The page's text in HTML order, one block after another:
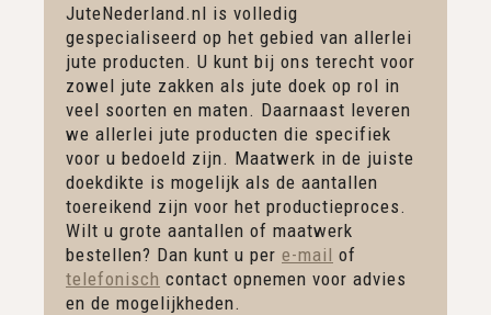
JuteNederland.nl is volledig
gespecialiseerd op het gebied van allerlei
jute producten. U kunt bij ons terecht voor
zowel jute zakken als jute doek op rol in
veel soorten en maten. Daarnaast leveren
we allerlei jute producten die specifiek
voor u bedoeld zijn. Maatwerk in de juiste
doekdikte is mogelijk als de aantallen
toereikend zijn voor het productieproces.
Wilt u grote aantallen of maatwerk
bestellen? Dan kunt u per e-mail of
telefonisch contact opnemen voor advies
en de mogelijkheden.